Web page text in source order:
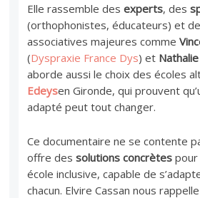
Elle rassemble desexperts, des
(orthophonistes, éducateurs) et
associatives majeures comme
(Dyspraxie France Dys) et
aborde aussi le choix des écoles
Edeysen Gironde, qui prouvent
adapté peut tout changer.
Ce documentaire ne se contente
offre dessolutions concrètes pour
école inclusive, capable de
chacun. Elvire Cassan nous